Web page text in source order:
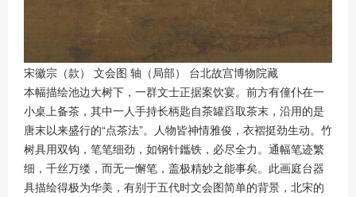
宋徽宗（款） 文会图 轴（局部） 台北故宫博物院藏
本幅描绘池边大树下，一群文士正据案饮宴。前方有僮仆在一
小桌上备茶，其中一人手持长柄匙自茶罐舀取茶末，沿用的是
唐末以来盛行的“点茶法”。人物皆神情雅俊，衣褶挺劲生动。竹
树具用双钩，笔笔细劲，如钢针鑴铁，必尽全力。通幅笔迹繁
细，千丝万缕，而无一懈笔，盖极精妙之能事矣。此画庭台器
具描绘得极为华美，有别于五代时文会图简单的背景，北宋的